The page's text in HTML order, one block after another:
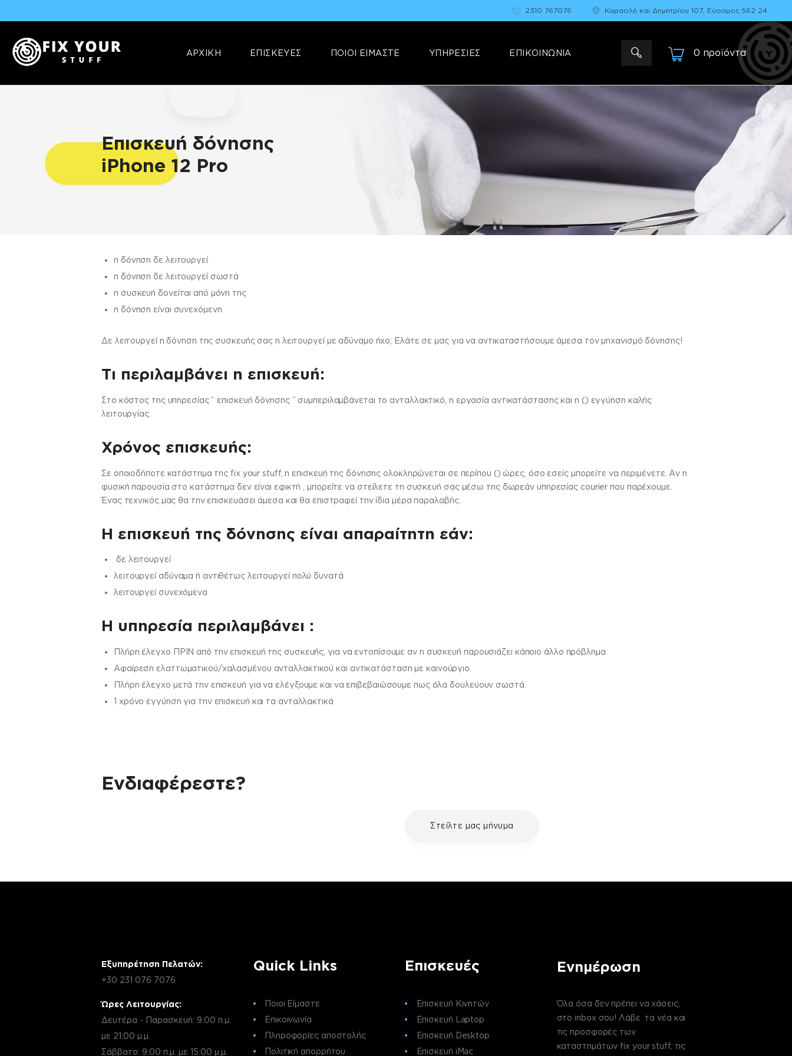
2310 767076 Καραολή και Δημητρίου 107, Εύοσμος 562 24
ΑΡΧΙΚΗ ΕΠΙΣΚΕΥΕΣ ΠΟΙΟΙ ΕΙΜΑΣΤΕ ΥΠΗΡΕΣΙΕΣ ΕΠΙΚΟΙΝΩΝΙΑ 0 προϊόντα-
Επισκευές & Πωλήσεις Ηλεκτρονικών Συσκευών &Αξεσουάρ
Επισκευή δόνησης
iPhone 12 Pro
η δόνηση δε λειτουργεί
η δόνηση δε λειτουργεί σωστά
η συσκευή δονείται από μόνη της
η δόνηση είναι συνεχόμενη
Δε λειτουργεί η δόνηση της συσκευής σας η λειτουργεί με αδύναμο ήχο; Ελάτε σε μας για να αντικαταστήσουμε άμεσα τον μηχανισμό δόνησης!
Τι περιλαμβάνει η επισκευή:
Στo κόστος της υπηρεσίας ” επισκευή δόνησης ” συμπεριλαμβάνεται το ανταλλακτικό, η εργασία αντικατάστασης και η () εγγύηση καλής
λειτουργίας.
Χρόνος επισκευής:
Σε οποιοδήποτε κατάστημα της fix your stuff, η επισκευή της δόνησης ολοκληρώνεται σε περίπου () ώρες, όσο εσείς μπορείτε να περιμένετε. Αν η
φυσική παρουσία στο κατάστημα δεν είναι εφικτή , μπορείτε να στείλετε τη συσκευή σας μέσω της δωρεάν υπηρεσίας courier που παρέχουμε.
Ένας τεχνικός μας θα την επισκευάσει άμεσα και θα επιστραφεί την ίδια μέρα παραλαβής.
Η επισκευή της δόνησης είναι απαραίτητη εάν:
δε λειτουργεί
λειτουργεί αδύναμα ή αντιθέτως λειτουργεί πολύ δυνατά
λειτουργεί συνεχόμενα
H υπηρεσία περιλαμβάνει :
Πλήρη έλεγχο ΠΡΙΝ από την επισκευή της συσκευής, για να εντοπίσουμε αν η συσκευή παρουσιάζει κάποιο άλλο πρόβλημα
Αφαίρεση ελαττωματικού/χαλασμένου ανταλλακτικού και αντικατάσταση με καινούργιο.
Πλήρη έλεγχο μετά την επισκευή για να ελέγξουμε και να επιβεβαιώσουμε πως όλα δουλεύουν σωστά.
1 χρόνο εγγύηση για την επισκευή και τα ανταλλακτικά
Ενδιαφέρεστε?
Στείλτε μας μήνυμα
Εξυπηρέτηση Πελατών:
+30 231 076 7076
Ώρες Λειτουργίας:
Δευτέρα - Παρασκευή: 9:00 π.μ.
με 21:00 μ.μ.
Σάββατο: 9:00 π.μ. με 15:00 μ.μ.
Quick Links
Ποιοι Είμαστε
Επικοινωνία
Πληροφορίες αποστολής
Πολιτική απορρήτου
Επισκευές
Επισκευή Κινητών
Επισκευή Laptop
Επισκευή Desktop
Επισκευή iMac
Ενημέρωση
Όλα όσα δεν πρέπει να χάσεις,
στο inbox σου! Λάβε τα νέα και
τις προσφορές των
καταστημάτων fix your stuff, τις